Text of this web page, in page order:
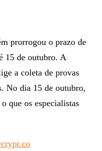
prorrogou o prazo de
15 de outubro. A
a coleta de provas
No dia 15 de outubro,
que os especialistas